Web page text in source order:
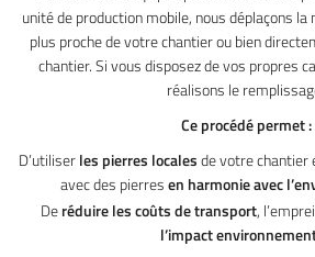
unité de production mobile, nous déplaçons
plus proche de votre chantier ou bien
chantier. Si vous disposez de vos propres
réalisons le
Ce procédé permet :
D’utiliserles pierres localesde votre chantier
avec des pierresen harmonie avec
Deréduire les coûts de transport,
l’impact